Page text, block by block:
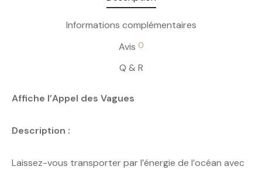
Informations complémentaires
Avis 0
Q & R
Affiche l’Appel des Vagues
Description :
Laissez-vous transporter par l’énergie de l’océan avec